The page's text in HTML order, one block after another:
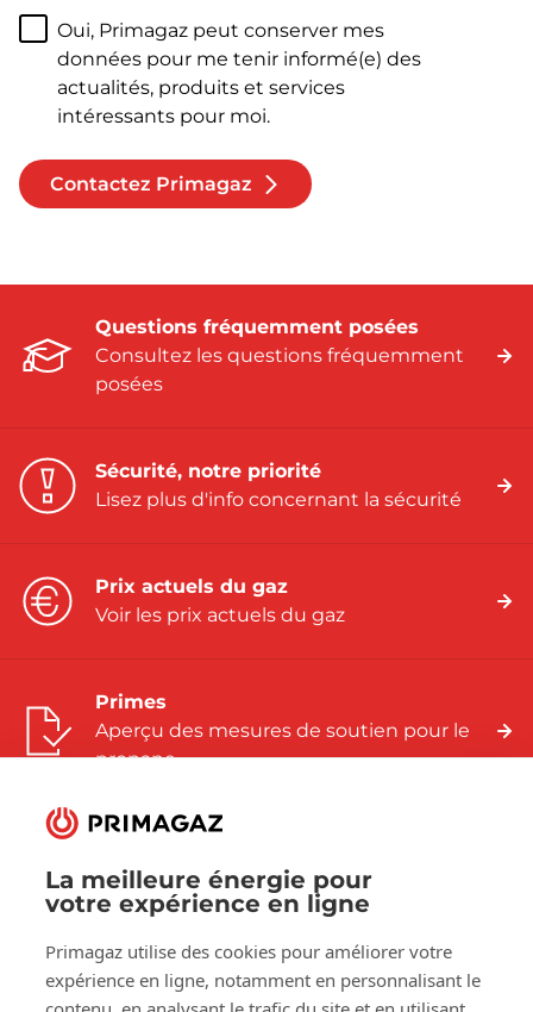
La meilleure énergie pour
votre expérience en ligne
Primagaz utilise des cookies pour améliorer votre
expérience en ligne, notamment en personnalisant le
Oui, Primagaz peut conserver mes
données pour me tenir informé(e) des
actualités, produits et services
intéressants pour moi.
Contactez Primagaz
Questions fréquemment posées
Consultez les questions fréquemment
posées
Sécurité, notre priorité
Lisez plus d'info concernant la sécurité
Prix actuels du gaz
Voir les prix actuels du gaz
Primes
Aperçu des mesures de soutien pour le
propane
Suivez-nous sur:
Facebook
LinkedInYouTube